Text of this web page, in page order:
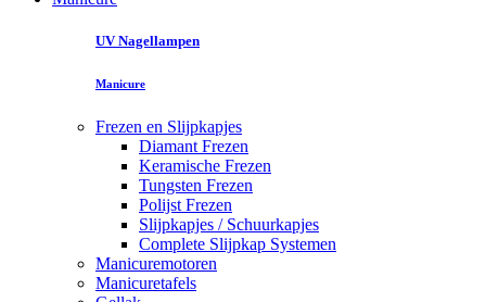
UV Nagellampen
Manicure
Frezen en Slijpkapjes
Diamant Frezen
Keramische Frezen
Tungsten Frezen
Polijst Frezen
Slijpkapjes / Schuurkapjes
Complete Slijpkap Systemen
Manicuremotoren
Manicuretafels